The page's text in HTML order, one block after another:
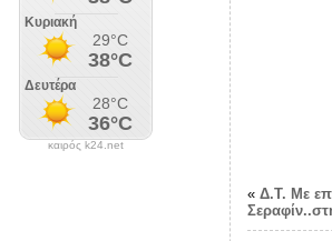
καιρός k24.net
« Δ.Τ. Με